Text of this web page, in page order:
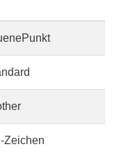
Zeichen